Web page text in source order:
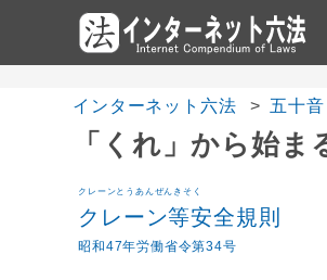
インターネット六法
五十音
「くれ」から始ま
クレーンとうあんぜんきそく
クレーン等安全規則
昭和47年労働省令第34号